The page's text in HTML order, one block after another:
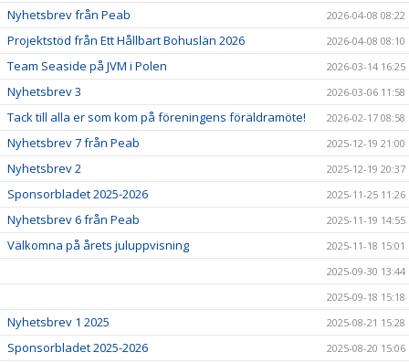
YOUTUBE-KANAL
Nyhetsbrev från Peab 2026-04-08 08:22
Projektstöd från Ett Hållbart Bohuslän 2026 2026-04-08 08:10
Team Seaside på JVM i Polen 2026-03-14 16:25
Nyhetsbrev 3 2026-03-06 11:58
Tack till alla er som kom på föreningens föräldramöte! 2026-02-17 08:58
Nyhetsbrev 7 från Peab 2025-12-19 21:00
Nyhetsbrev 2 2025-12-19 20:37
Sponsorbladet 2025-2026 2025-11-25 11:26
Nyhetsbrev 6 från Peab 2025-11-19 14:55
Välkomna på årets juluppvisning
2025-11-18 15:01
2025-09-30 13:44
2025-09-18 15:18
Nyhetsbrev 1 2025 2025-08-21 15:28
Sponsorbladet 2025-2026 2025-08-20 15:06